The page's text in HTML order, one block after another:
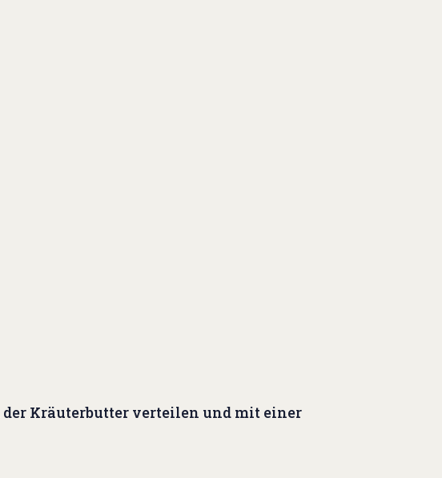
der Kräuterbutter verteilen und mit einer